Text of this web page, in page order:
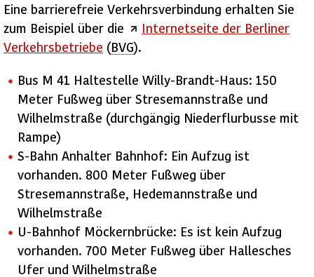
Eine barrierefreie Verkehrsverbindung erhalten Sie
zum Beispiel über die
Internetseite der Berliner
Verkehrsbetriebe (BVG).
Bus M 41 Haltestelle Willy-Brandt-Haus: 150
Meter Fußweg über Stresemannstraße und
Wilhelmstraße (durchgängig Niederflurbusse mit
Rampe)
S-Bahn Anhalter Bahnhof: Ein Aufzug ist
vorhanden. 800 Meter Fußweg über
Stresemannstraße, Hedemannstraße und
Wilhelmstraße
U-Bahnhof Möckernbrücke: Es ist kein Aufzug
vorhanden. 700 Meter Fußweg über Hallesches
Ufer und Wilhelmstraße